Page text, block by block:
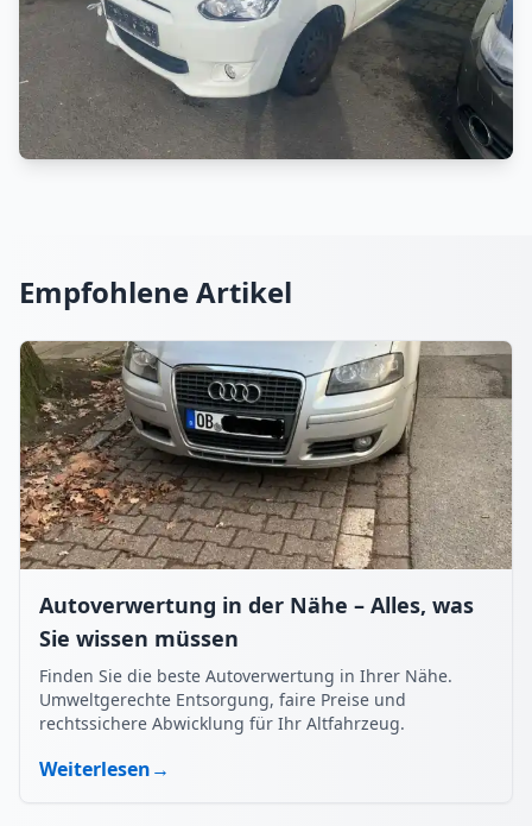
Empfohlene Artikel
Autoverwertung in der Nähe – Alles, was
Sie wissen müssen
Finden Sie die beste Autoverwertung in Ihrer Nähe.
Umweltgerechte Entsorgung, faire Preise und
rechtssichere Abwicklung für Ihr Altfahrzeug.
Weiterlesen→